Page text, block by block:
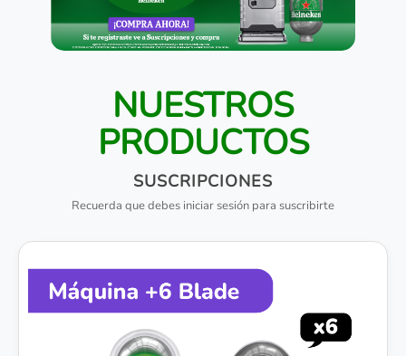
NUESTROS
PRODUCTOS
SUSCRIPCIONES
Recuerda que debes iniciar sesión para suscribirte